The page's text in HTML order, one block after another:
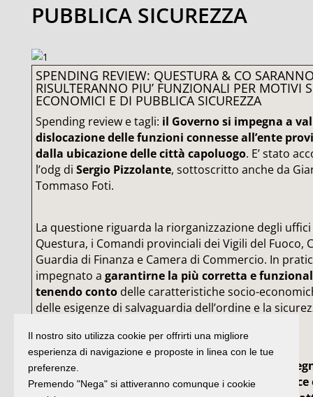
PUBBLICA SICUREZZA
SPENDING REVIEW: QUESTURA & CO
RISULTERANNO PIU’ FUNZIONALI PER MOTIVI
ECONOMICI E DI PUBBLICA SICUREZZA
Spending review e tagli: il Governo si impegna a
dislocazione delle funzioni connesse all’ente
dalla ubicazione delle città capoluogo. E’ stato
l’odg di Sergio Pizzolante, sottoscritto anche da
Tommaso Foti.
La questione riguarda la riorganizzazione degli
Questura, i Comandi provinciali dei Vigili del Fuoco,
Guardia di Finanza e Camera di Commercio. In
impegnato a garantirne la più corretta e
tenendo contodelle caratteristiche socio-
delle esigenze di salvaguardia dell’ordine e la
“Adesso,
dopo la decisione della Camera e
ha preso, è necessario che la Regione, le Province
Il nostro sito utilizza cookie per offrirti una migliore
esperienza di navigazione e proposte in linea con le tue
preferenze.
Premendo "Nega" si attiveranno comunque i cookie